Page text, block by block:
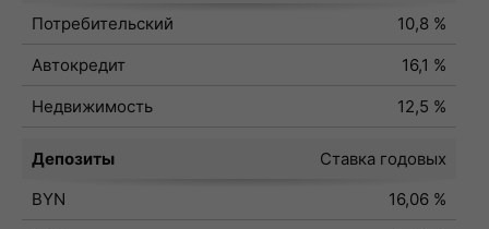
Потребительский
10,8 %
Автокредит
16,1 %
Недвижимость
12,5 %
Депозиты
Ставка годовых
BYN
16,06 %